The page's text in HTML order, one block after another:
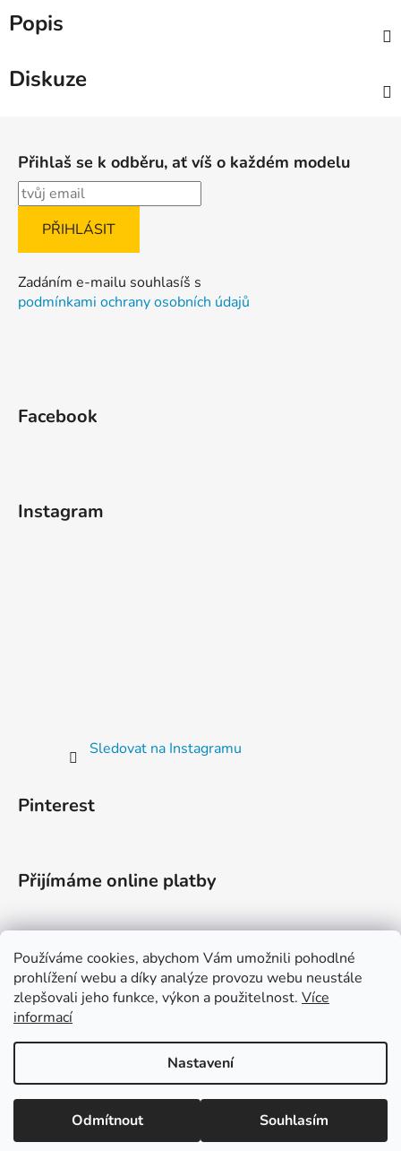
Používáme cookies, abychom Vám umožnili pohodlné
prohlížení webu a díky analýze provozu webu neustále
zlepšovali jeho funkce, výkon a použitelnost. Více
informací
Nastavení
Odmítnout Souhlasím
Popis
Diskuze
Přihlaš se k odběru, ať víš o každém modelu
Zadáním e-mailu souhlasíš s
podmínkami ochrany osobních údajů
Facebook
Instagram
Sledovat na Instagramu
Pinterest
Přijímáme online platby
Instagram
Vytvořil Shoptet
Copyright 2026Cut'n'Glue. Všechna práva vyhrazena.